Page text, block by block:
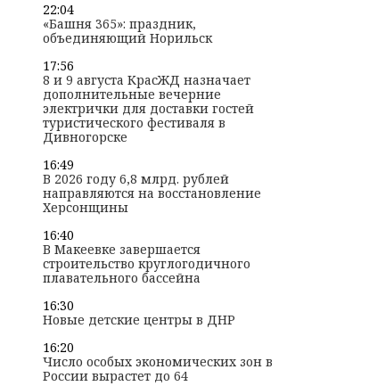
22:04
«Башня 365»: праздник,
объединяющий Норильск
17:56
8 и 9 августа КрасЖД назначает
дополнительные вечерние
электрички для доставки гостей
туристического фестиваля в
Дивногорске
16:49
В 2026 году 6,8 млрд. рублей
направляются на восстановление
Херсонщины
16:40
В Макеевке завершается
строительство круглогодичного
плавательного бассейна
16:30
Новые детские центры в ДНР
16:20
Число особых экономических зон в
России вырастет до 64